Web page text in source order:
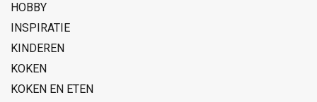
HOBBY
INSPIRATIE
KINDEREN
KOKEN
KOKEN EN ETEN